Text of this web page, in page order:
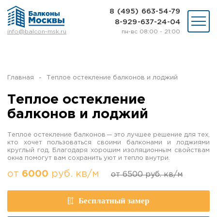
info@balcon-msk.ru
8 (495) 663-54-79
8-929-637-24-04
пн-вс 08:00 - 21:00
Отделка
Шкафы на балкон
Цены
О нас
Статьи и байки
8 (495) 663-54-79
ВЫЗВАТЬ ЗАМЕРЩИКА
Главная Теплое остекление балконов и лоджий
Теплое остекление
балконов и лоджий
Теплое остекление балконов — это лучшее решение для тех,
кто хочет пользоваться своими балконами и лоджиями
круглый год. Благодаря хорошим изоляционным свойствам
окна помогут вам сохранить уют и тепло внутри.
от 6000 руб. кв/м от6500руб. кв/м
Бесплатный замер